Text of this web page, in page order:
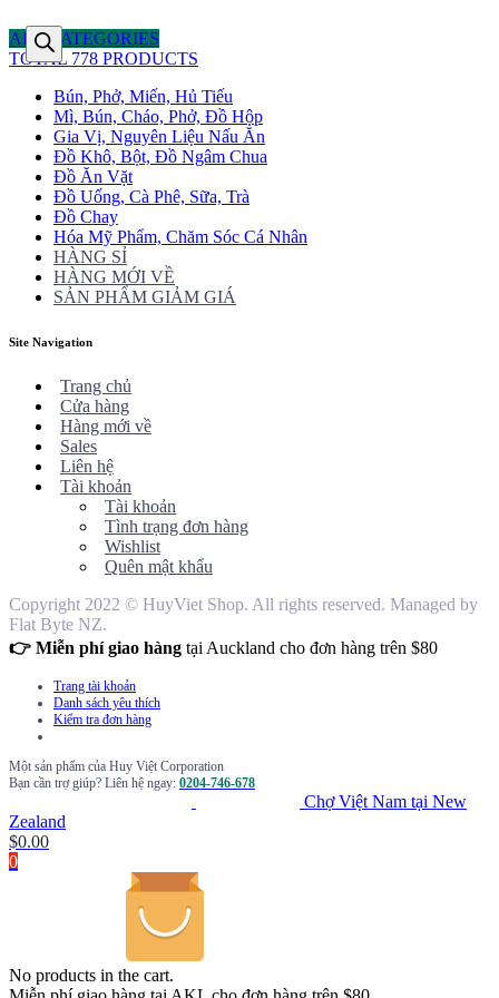
ALL CATEGORIES
TOTAL 778 PRODUCTS
Bún, Phở, Miến, Hủ Tiếu
Mì, Bún, Cháo, Phở, Đồ Hộp
Gia Vị, Nguyên Liệu Nấu Ăn
Đồ Khô, Bột, Đồ Ngâm Chua
Đồ Ăn Vặt
Đồ Uống, Cà Phê, Sữa, Trà
Đồ Chay
Hóa Mỹ Phẩm, Chăm Sóc Cá Nhân
HÀNG SỈ
HÀNG MỚI VỀ
SẢN PHẨM GIẢM GIÁ
Site Navigation
Trang chủ
Cửa hàng
Hàng mới về
Sales
Liên hệ
Tài khoản
Tài khoản
Tình trạng đơn hàng
Wishlist
Quên mật khẩu
Copyright 2022 © HuyViet Shop. All rights reserved. Managed by
Flat Byte NZ.
👉 Miễn phí giao hàng tại Auckland cho đơn hàng trên $80
Trang tài khoản
Danh sách yêu thích
Kiểm tra đơn hàng
Một sản phẩm của Huy Việt Corporation
Bạn cần trợ giúp? Liên hệ ngay: 0204-746-678
Chợ Việt Nam tại New
Zealand
$0.00
0
No products in the cart.